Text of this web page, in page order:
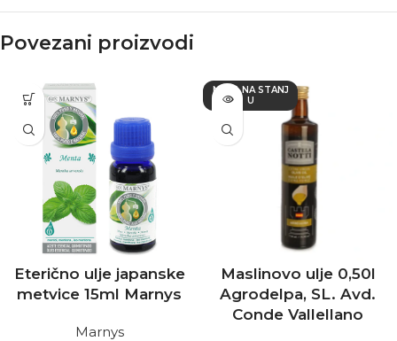
Povezani proizvodi
Eterično ulje japanske
metvice 15ml Marnys
Marnys
NEMA NA STANJ
U
Maslinovo ulje 0,50l
Agrodelpa, SL. Avd.
Conde Vallellano